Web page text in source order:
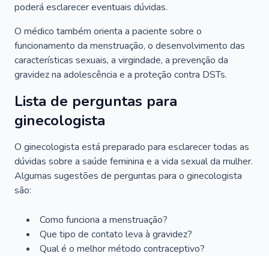
poderá esclarecer eventuais dúvidas.
O médico também orienta a paciente sobre o
funcionamento da menstruação, o desenvolvimento das
características sexuais, a virgindade, a prevenção da
gravidez na adolescência e a proteção contra DSTs.
Lista de perguntas para
ginecologista
O ginecologista está preparado para esclarecer todas as
dúvidas sobre a saúde feminina e a vida sexual da mulher.
Algumas sugestões de perguntas para o ginecologista
são:
Como funciona a menstruação?
Que tipo de contato leva à gravidez?
Qual é o melhor método contraceptivo?